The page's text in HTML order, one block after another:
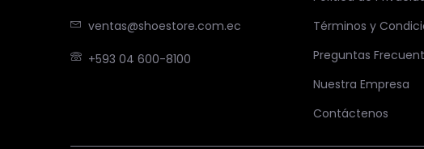
ventas@shoestore.com.ec
+593 04 600-8100
Términos y
Preguntas
Nuestra Empresa
Contáctenos